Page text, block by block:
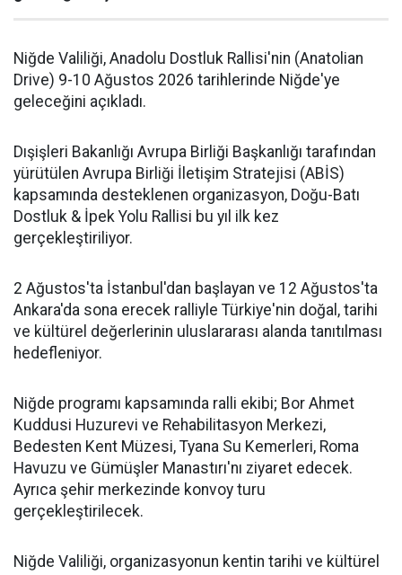
Niğde Valiliği, Anadolu Dostluk Rallisi'nin (Anatolian
Drive) 9-10 Ağustos 2026 tarihlerinde Niğde'ye
geleceğini açıkladı.
Dışişleri Bakanlığı Avrupa Birliği Başkanlığı tarafından
yürütülen Avrupa Birliği İletişim Stratejisi (ABİS)
kapsamında desteklenen organizasyon, Doğu-Batı
Dostluk & İpek Yolu Rallisi bu yıl ilk kez
gerçekleştiriliyor.
2 Ağustos'ta İstanbul'dan başlayan ve 12 Ağustos'ta
Ankara'da sona erecek ralliyle Türkiye'nin doğal, tarihi
ve kültürel değerlerinin uluslararası alanda tanıtılması
hedefleniyor.
Niğde programı kapsamında ralli ekibi; Bor Ahmet
Kuddusi Huzurevi ve Rehabilitasyon Merkezi,
Bedesten Kent Müzesi, Tyana Su Kemerleri, Roma
Havuzu ve Gümüşler Manastırı'nı ziyaret edecek.
Ayrıca şehir merkezinde konvoy turu
gerçekleştirilecek.
Niğde Valiliği, organizasyonun kentin tarihi ve kültürel